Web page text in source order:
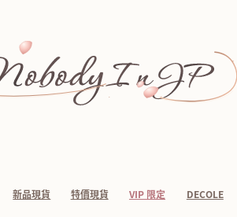
新品現貨 特價現貨 VIP 限定 DECOLE